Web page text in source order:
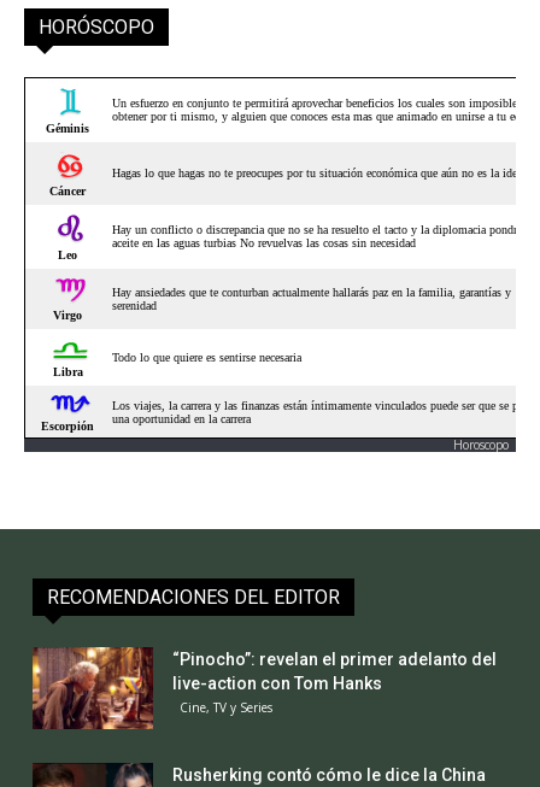
HORÓSCOPO
Horoscopo
RECOMENDACIONES DEL EDITOR
“Pinocho”: revelan el primer adelanto del
live-action con Tom Hanks
Cine, TV y Series
Rusherking contó cómo le dice la China